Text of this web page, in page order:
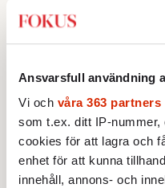
Ansvarsfull användning
Vi och våra 363 partners
som t.ex. ditt IP-
cookies för att lagra och
enhet för att kunna
innehåll, annons- och
del skriver han att
Sovjetunionen varit
hade någon agens.
ukrainare, letter,
spelade en aktiv
upprätthållandet
beskrivet, även av